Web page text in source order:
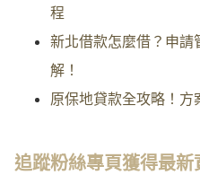
程
新北借款怎麼借？申請
解！
原保地貸款全攻略！方
追蹤粉絲專頁獲得最新